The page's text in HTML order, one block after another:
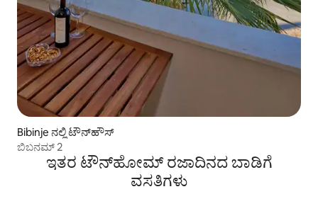
Bibinje ನಲ್ಲಿ ಟೌನ್‌ಹೌಸ್
ಬಿಬನಮ್ 2
ಇತರ ಟೌನ್‌ಹೋಮ್ ರಜಾದಿನದ ಬಾಡಿಗೆ
ವಸತಿಗಳು